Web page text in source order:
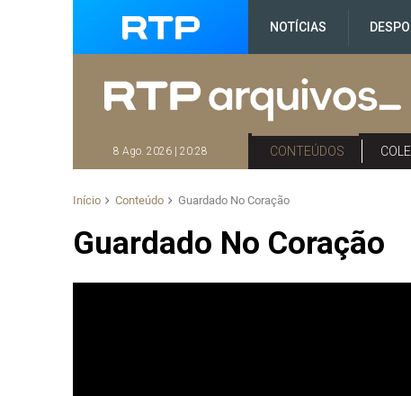
NOTÍCIAS
8 Ago. 2026 | 20:28 CONTEÚDOS
Início Conteúdo Guardado No Coração
Guardado No Coração